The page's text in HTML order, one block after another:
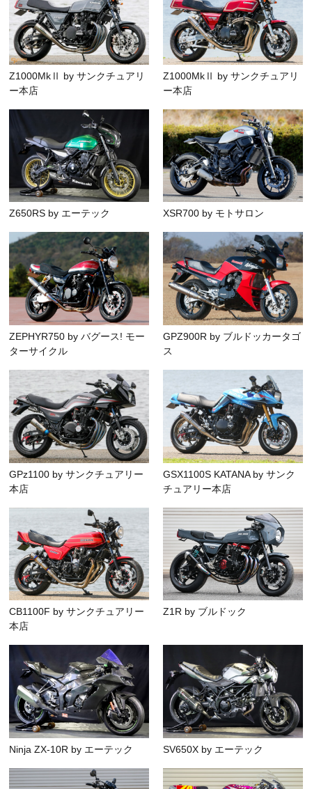
Z1000MkⅡ by サンクチュアリ
ー本店
Z1000MkⅡ by サンクチュアリ
ー本店
Z650RS by エーテック XSR700 by モトサロン
ZEPHYR750 by バグース! モー
ターサイクル
GPZ900R by ブルドッカータゴ
ス
GPz1100 by サンクチュアリー
本店
GSX1100S KATANA by サンク
チュアリー本店
CB1100F by サンクチュアリー
本店
Z1R by ブルドック
Ninja ZX-10R by エーテック SV650X by エーテック